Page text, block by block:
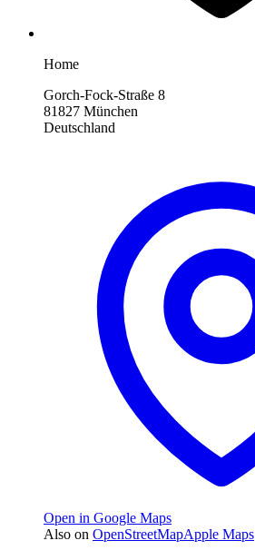
Home
Gorch-Fock-Straße 8
81827 München
Deutschland
Open in Google Maps
Also on OpenStreetMapApple Maps